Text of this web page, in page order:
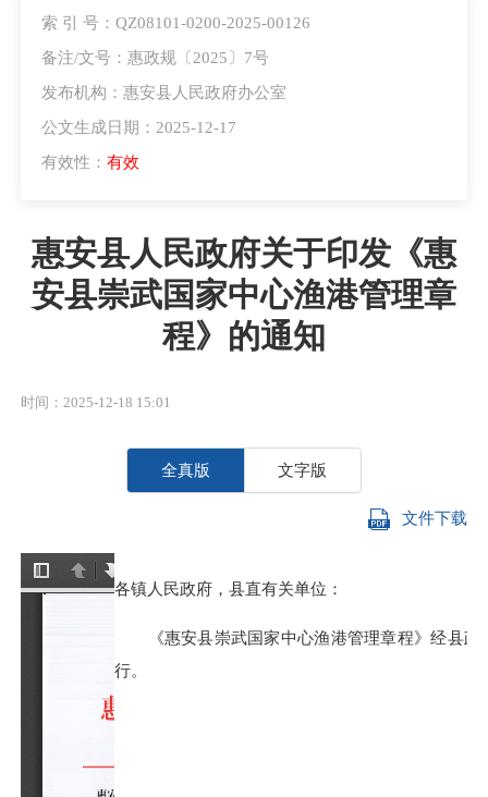
索 引 号：QZ08101-0200-2025-00126
备注/文号：惠政规〔2025〕7号
发布机构：惠安县人民政府办公室
公文生成日期：2025-12-17
有效性： 有效
惠安县人民政府关于印发《惠
安县崇武国家中心渔港管理章
程》的通知
时间：2025-12-18 15:01
全真版 文字版
文件下载
各镇人民政府，县直有关单位：
《惠安县崇武国家中心渔港管理章程》经县政
行。